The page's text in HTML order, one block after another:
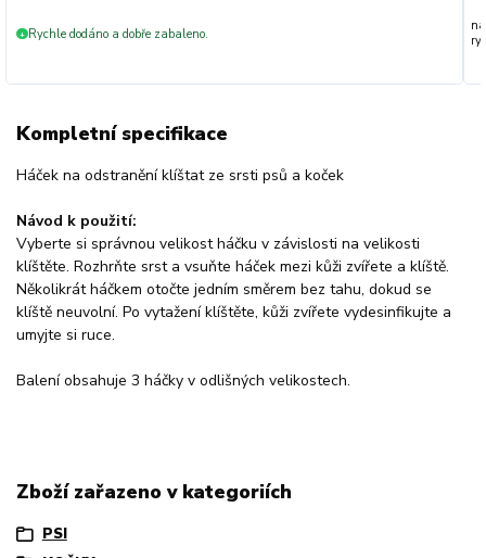
+ Rychle dodáno a dobře zabaleno.
Kompletní specifikace
Háček na odstranění klíštat ze srsti psů a koček
Návod k použití:
Vyberte si správnou velikost háčku v závislosti na velikosti
klíštěte. Rozhrňte srst a vsuňte háček mezi kůži zvířete a klíště.
Několikrát háčkem otočte jedním směrem bez tahu, dokud se
klíště neuvolní. Po vytažení klíštěte, kůži zvířete vydesinfikujte a
umyjte si ruce.
Balení obsahuje 3 háčky v odlišných velikostech.
Zboží zařazeno v kategoriích
PSI